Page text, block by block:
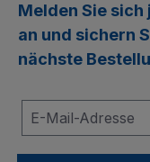
Melden Sie
an und sichern
nächste